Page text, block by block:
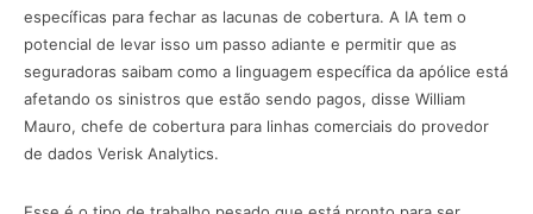
específicas para fechar as lacunas de cobertura. A IA tem o
potencial de levar isso um passo adiante e permitir que as
seguradoras saibam como a linguagem específica da apólice está
afetando os sinistros que estão sendo pagos, disse William
Mauro, chefe de cobertura para linhas comerciais do provedor
de dados Verisk Analytics.